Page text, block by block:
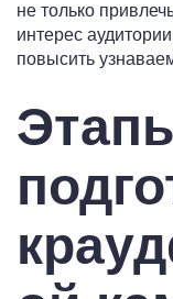
не только
интерес
повысить